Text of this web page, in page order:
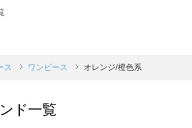
イサマンサモスモス）のワンピース一覧
ブルー）のワンピース一覧
覧
ス ワンピース オレンジ/橙色系
ド一覧